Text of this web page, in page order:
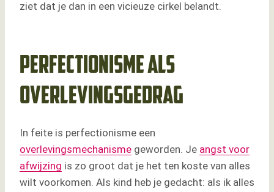
ziet dat je dan in een vicieuze cirkel belandt.
Perfectionisme als
overlevingsgedrag
In feite is perfectionisme een
overlevingsmechanisme geworden. Je angst voor
afwijzing is zo groot dat je het ten koste van alles
wilt voorkomen. Als kind heb je gedacht: als ik alles